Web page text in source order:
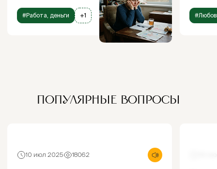
#Работа, деньги +1
ПОПУЛЯРНЫЕ ВОПРОСЫ
10 июл 2025 18062